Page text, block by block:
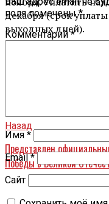
декабря (срок
выходных дней).
На органы местного
обеспечить
Назад
Представлен
Победы в Великой
поля помечены*
Комментарий*
Имя *
Email*
Сайт